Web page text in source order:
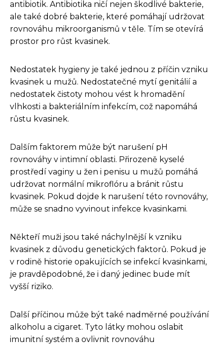
antibiotik. Antibiotika ničí nejen škodlivé bakterie,
ale také dobré bakterie, které pomáhají udržovat
rovnováhu mikroorganismů v těle. Tím se otevírá
prostor pro růst kvasinek.
Nedostatek hygieny je také jednou z příčin vzniku
kvasinek u mužů. Nedostatečné mytí genitálií a
nedostatek čistoty mohou vést k hromadění
vlhkosti a bakteriálním infekcím, což napomáhá
růstu kvasinek.
Dalším faktorem může být narušení pH
rovnováhy v intimní oblasti. Přirozeně kyselé
prostředí vaginy u žen i penisu u mužů pomáhá
udržovat normální mikroflóru a bránit růstu
kvasinek. Pokud dojde k narušení této rovnováhy,
může se snadno vyvinout infekce kvasinkami.
Někteří muži jsou také náchylnější k vzniku
kvasinek z důvodu genetických faktorů. Pokud je
v rodině historie opakujících se infekcí kvasinkami,
je pravděpodobné, že i daný jedinec bude mít
vyšší riziko.
Další příčinou může být také nadměrné používání
alkoholu a cigaret. Tyto látky mohou oslabit
imunitní systém a ovlivnit rovnováhu